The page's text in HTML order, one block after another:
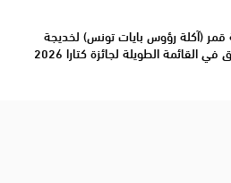
قمر (آكلة رؤوس بايات تونس) لخديجة
في القائمة الطويلة لجائزة كتارا 2026